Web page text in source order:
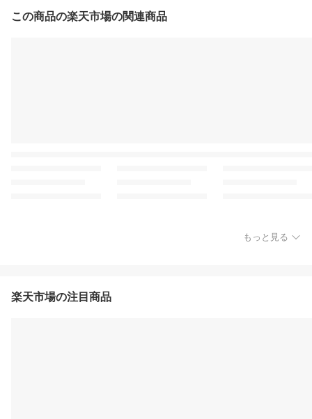
この商品の楽天市場の関連商品
もっと見る
楽天市場の注目商品